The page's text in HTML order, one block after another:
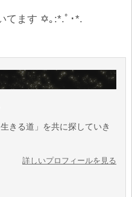
てます ✡｡:*.ﾟ･*.
生きる道」を共に探していき
詳しいプロフィールを見る